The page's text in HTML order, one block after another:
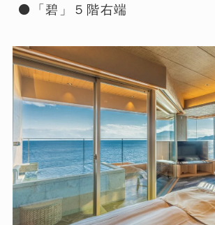
⚫「碧」５階右端